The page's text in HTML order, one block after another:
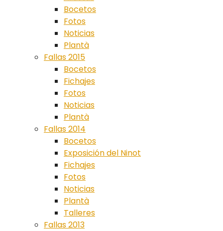
Bocetos
Fotos
Noticias
Plantà
Fallas 2015
Bocetos
Fichajes
Fotos
Noticias
Plantà
Fallas 2014
Bocetos
Exposición del Ninot
Fichajes
Fotos
Noticias
Plantà
Talleres
Fallas 2013